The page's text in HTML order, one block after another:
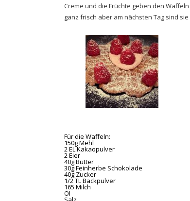
Creme und die Früchte geben den
ganz frisch aber am nächsten Tag sind
Für die Waffeln:
150g Mehl
2 EL Kakaopulver
2 Eier
40g Butter
30g Feinherbe Schokolade
40g Zucker
1/2 TL Backpulver
165 Milch
Öl